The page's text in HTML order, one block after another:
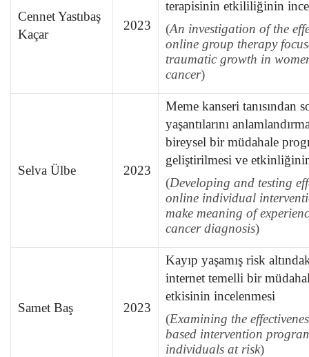
Cennet Yastıbaş
Kaçar
2023
terapisinin etkililiğinin
(An investigation of the
online group therapy
traumatic growth in
cancer)
Selva Ülbe 2023
Meme kanseri tanısından
yaşantılarını
bireysel bir müdahale
geliştirilmesi ve
(Developing and testing
online individual
make meaning of
cancer diagnosis)
Samet Baş 2023
Kayıp yaşamış risk
internet temelli bir
etkisinin incelenmesi
(Examining the
based intervention
individuals at risk)